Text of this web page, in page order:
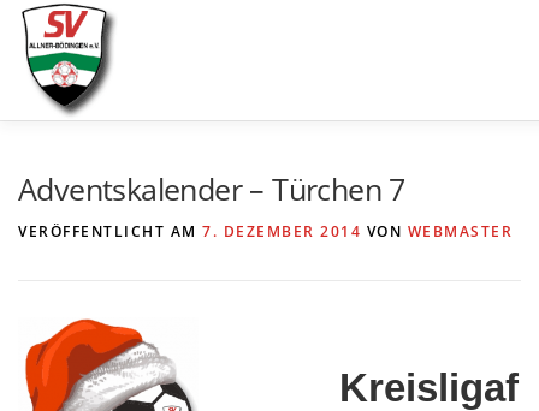
Zum
Inhalt
springen
Adventskalender – Türchen 7
VERÖFFENTLICHT AM 7. DEZEMBER 2014 VON WEBMASTER
Kreisligaf